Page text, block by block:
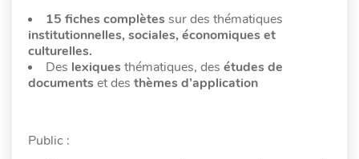
15 fiches complètes sur des thématiques
institutionnelles, sociales, économiques et
culturelles.
Des lexiques thématiques, des études de
documents et des thèmes d’application
Public :